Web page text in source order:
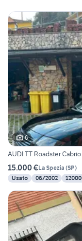
6
AUDI TT Roadster
15.000 €La Spezia (SP)
Usato
06/2002